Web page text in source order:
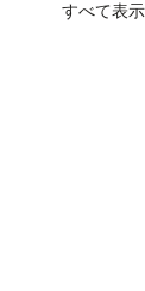
すべて表示